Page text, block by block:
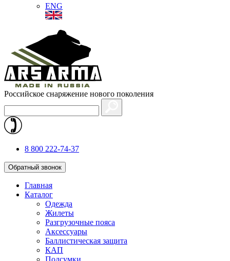
ENG
Российское снаряжение нового поколения
8 800 222-74-37
Обратный звонок
Главная
Каталог
Одежда
Жилеты
Разгрузочные пояса
Аксессуары
Баллистическая защита
КАП
Подсумки